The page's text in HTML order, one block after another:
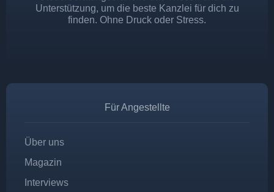
Unterstützung, um die beste Kanzlei für dich zu
finden. Ohne Druck oder Stress.
Für Angestellte
Über uns
Magazin
Interviews